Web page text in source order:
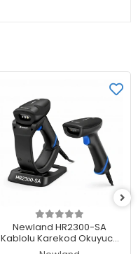
Sepete Ekle
Newland HR2300-SA
Kablolu Karekod Okuyucu
USB Bağlantılı